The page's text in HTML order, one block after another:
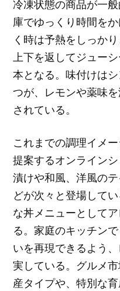
冷凍状態の商品が一
庫でゆっくり時間を
く時は予熱をしっか
上下を返してジュー
本となる。味付けは
つが、レモンや薬味
されている。
これまでの調理イメ
提案するオンライン
漬けや和風、洋風の
どが次々と登場して
な丼メニューとして
る。家庭のキッチン
いを再現できるよう
実している。グルメ
産タイプや、特別な